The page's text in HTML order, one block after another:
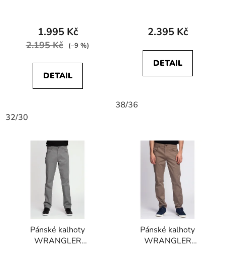
Granite
1.995 Kč
2.195 Kč (–9 %)
DETAIL
32/30
STRETCH Green Twist
2.395 Kč
DETAIL
38/36
Pánské kalhoty
WRANGLER
Pánské kalhoty
WRANGLER